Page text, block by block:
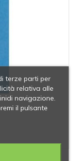
terze parti per
relativa alle
navigazione.
il pulsante